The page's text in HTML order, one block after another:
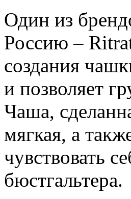
Один из
Россию –
создания
и позволяет
Чаша,
мягкая, а
чувствовать
бюстгальтера.